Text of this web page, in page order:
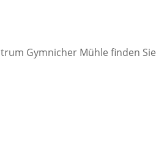
Gymnicher Mühle finden Sie